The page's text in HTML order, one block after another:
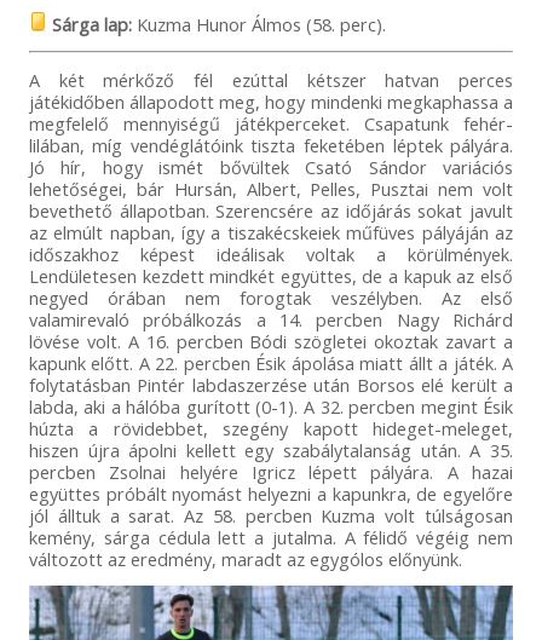
Sárga lap:Kuzma Hunor Álmos (58. perc).
A két mérkőző fél ezúttal kétszer hatvan perces
játékidőben állapodott meg, hogy mindenki megkaphassa a
megfelelő mennyiségű játékperceket. Csapatunk fehér-
lilában, míg vendéglátóink tiszta feketében léptek pályára.
Jó hír, hogy ismét bővültek Csató Sándor variációs
lehetőségei, bár Hursán, Albert, Pelles, Pusztai nem volt
bevethető állapotban. Szerencsére az időjárás sokat javult
az elmúlt napban, így a tiszakécskeiek műfüves pályáján az
időszakhoz képest ideálisak voltak a körülmények.
Lendületesen kezdett mindkét együttes, de a kapuk az első
negyed órában nem forogtak veszélyben. Az első
valamirevaló próbálkozás a 14. percben Nagy Richárd
lövése volt. A 16. percben Bódi szögletei okoztak zavart a
kapunk előtt. A 22. percben Ésik ápolása miatt állt a játék. A
folytatásban Pintér labdaszerzése után Borsos elé került a
labda, aki a hálóba gurított (0-1). A 32. percben megint Ésik
húzta a rövidebbet, szegény kapott hideget-meleget,
hiszen újra ápolni kellett egy szabálytalanság után. A 35.
percben Zsolnai helyére Igricz lépett pályára. A hazai
együttes próbált nyomást helyezni a kapunkra, de egyelőre
jól álltuk a sarat. Az 58. percben Kuzma volt túlságosan
kemény, sárga cédula lett a jutalma. A félidő végéig nem
változott az eredmény, maradt az egygólos előnyünk.